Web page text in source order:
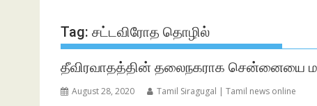
Tag: சட்டவிரோத தொழில்
தீவிரவாதத்தின் தலைநகராக சென்னையை
August 28, 2020 Tamil Siragugal | Tamil news online